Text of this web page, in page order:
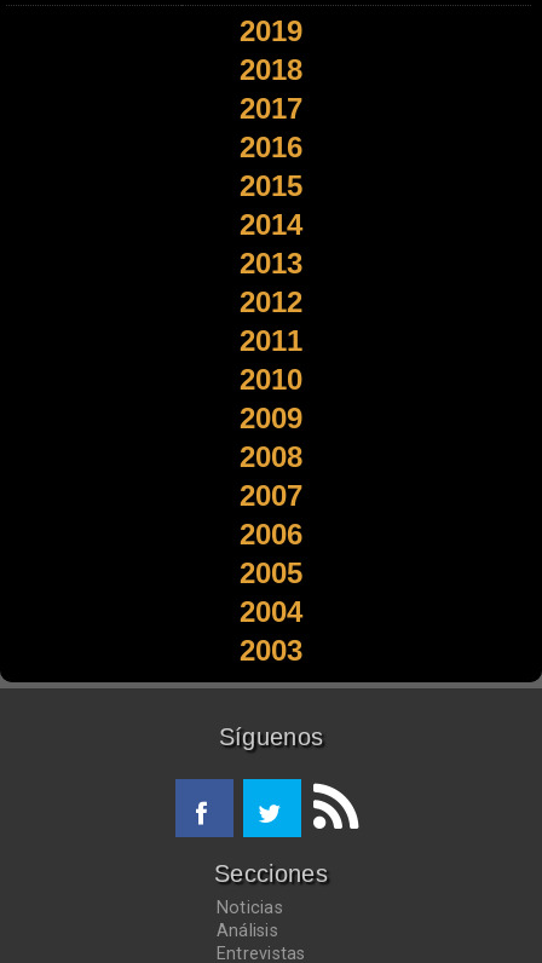
2019
2018
2017
2016
2015
2014
2013
2012
2011
2010
2009
2008
2007
2006
2005
2004
2003
Síguenos
Secciones
Noticias
Análisis
Entrevistas